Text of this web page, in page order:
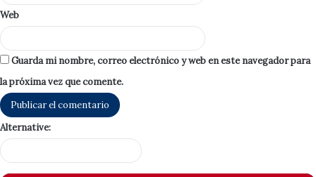
Web
Guarda mi nombre, correo electrónico y web en este navegador para
la próxima vez que comente.
Alternative: